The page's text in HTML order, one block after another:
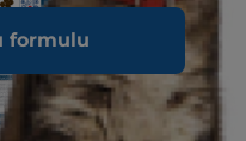
formulu